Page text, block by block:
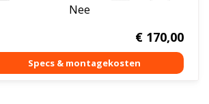
Nee
€170,00